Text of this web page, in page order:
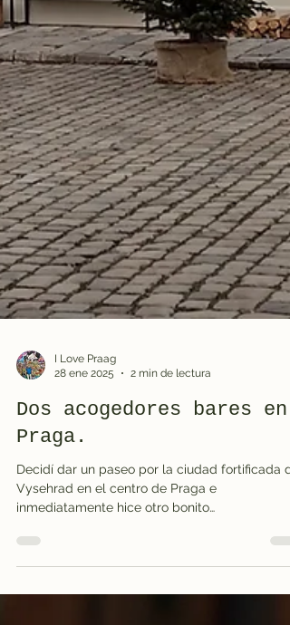
I Love Praag
28 ene 2025
Dos acogedores bares en
Praga.
Decidí dar un paseo por la ciudad fortificada
descubrimiento. Caminé...